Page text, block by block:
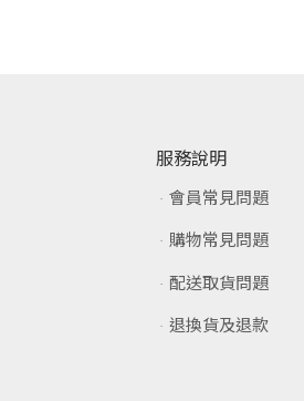
服務說明
會員常見問題
購物常見問題
配送取貨問題
退換貨及退款